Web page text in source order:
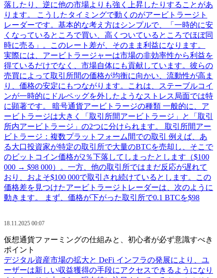
落したり、逆に他の市場よりも強く上昇したりすることがあ
ります。 こうしたタイミングで動くのがアービトラージト
レーダーです。基本的な考え方はシンプルで、「一時的に安
くなっているところで買い、高くついているところでほぼ同
時に売る」。このレート差が、そのまま利益になります。
実際には、アービトラージャーは市場の非効率性から利益を
得ているだけでなく、市場自体にも貢献しています。彼らの
売買によって取引所間の価格が均衡に向かい、流動性が高ま
り、価格の安定にもつながります。これは、ステーブルコイ
ンが一時的にドルペッグを外したようなストレス局面では特
に顕著です。 暗号通貨アービトラージの種類 一般的に、ア
ービトラージは大きく「取引所間アービトラージ」と「取引
所内アービトラージ」の2つに分けられます。 取引所間アー
ビトラージ：複数プラットフォーム間での取引 例えば、あ
る大口投資家が特定の取引所で大量のBTCを売却し、そこで
のビットコイン価格が2％下落してしまったとします（$100
000 → $98 000）。一方、他の取引所ではまだ反応が遅れて
おり、およそ$100 000で取引され続けているとします。この
価格差を見つけたアービトラージトレーダーは、次のように
動きます。 まず、価格が下がった取引所で0.1 BTCを$98
18.11.2025 00:07
仮想通貨ファーミングの仕組みと、初心者が必ず意識すべき
ポイント
デジタル資産市場の拡大と DeFi インフラの発展により、ユ
ーザーは新しい収益獲得の手段にアクセスできるようになり